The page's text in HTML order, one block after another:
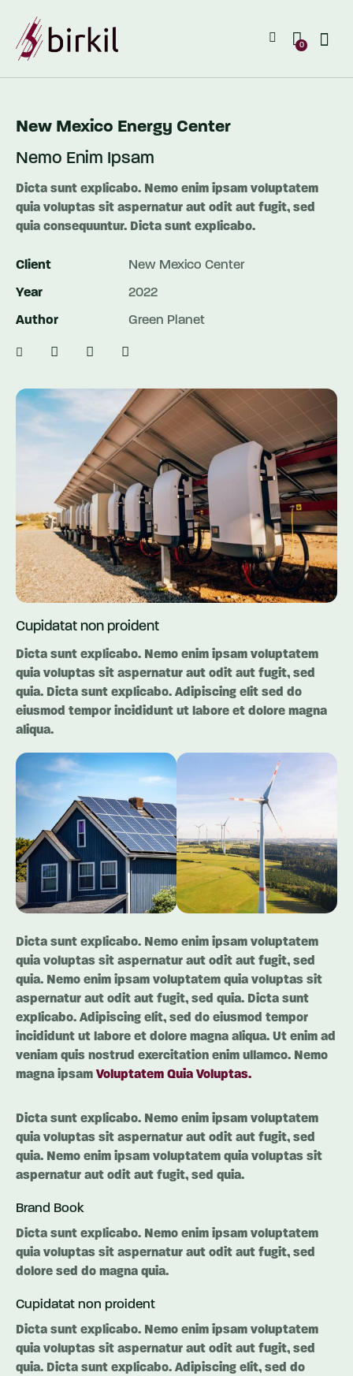
0
New Mexico Energy Center
Nemo Enim Ipsam
Dicta sunt explicabo. Nemo enim ipsam voluptatem
quia voluptas sit aspernatur aut odit aut fugit, sed
quia consequuntur. Dicta sunt explicabo.
Client New Mexico Center
Year 2022
Author Green Planet
Cupidatat non proident
Dicta sunt explicabo. Nemo enim ipsam voluptatem
quia voluptas sit aspernatur aut odit aut fugit, sed
quia. Dicta sunt explicabo. Adipiscing elit sed do
eiusmod tempor incididunt ut labore et dolore magna
aliqua.
Dicta sunt explicabo. Nemo enim ipsam voluptatem
quia voluptas sit aspernatur aut odit aut fugit, sed
quia. Nemo enim ipsam voluptatem quia voluptas sit
aspernatur aut odit aut fugit, sed quia. Dicta sunt
explicabo. Adipiscing elit, sed do eiusmod tempor
incididunt ut labore et dolore magna aliqua. Ut enim ad
veniam quis nostrud exercitation enim ullamco. Nemo
magna ipsam Voluptatem Quia Voluptas.
Dicta sunt explicabo. Nemo enim ipsam voluptatem
quia voluptas sit aspernatur aut odit aut fugit, sed
quia. Nemo enim ipsam voluptatem quia voluptas sit
aspernatur aut odit aut fugit, sed quia.
Brand Book
Dicta sunt explicabo. Nemo enim ipsam voluptatem
quia voluptas sit aspernatur aut odit aut fugit, sed
dolore sed do magna quia.
Cupidatat non proident
Dicta sunt explicabo. Nemo enim ipsam voluptatem
quia voluptas sit aspernatur aut odit aut fugit, sed
quia. Dicta sunt explicabo. Adipiscing elit, sed do